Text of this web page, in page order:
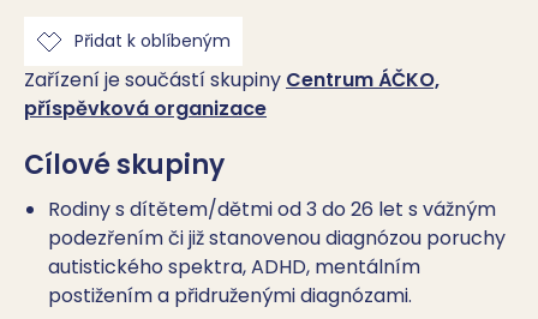
Přidat k oblíbeným
Zařízení je součástí skupiny Centrum ÁČKO,
příspěvková organizace
Cílové skupiny
Rodiny s dítětem/dětmi od 3 do 26 let s vážným
podezřením či již stanovenou diagnózou poruchy
autistického spektra, ADHD, mentálním
postižením a přidruženými diagnózami.